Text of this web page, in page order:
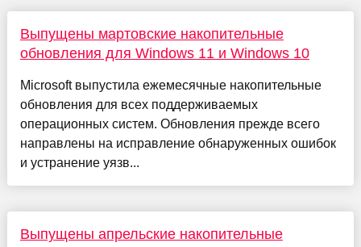
Выпущены мартовские накопительные
обновления для Windows 11 и Windows 10
Microsoft выпустила ежемесячные накопительные
обновления для всех поддерживаемых
операционных систем. Обновления прежде всего
направлены на исправление обнаруженных ошибок
и устранение уязв...
Выпущены апрельские накопительные